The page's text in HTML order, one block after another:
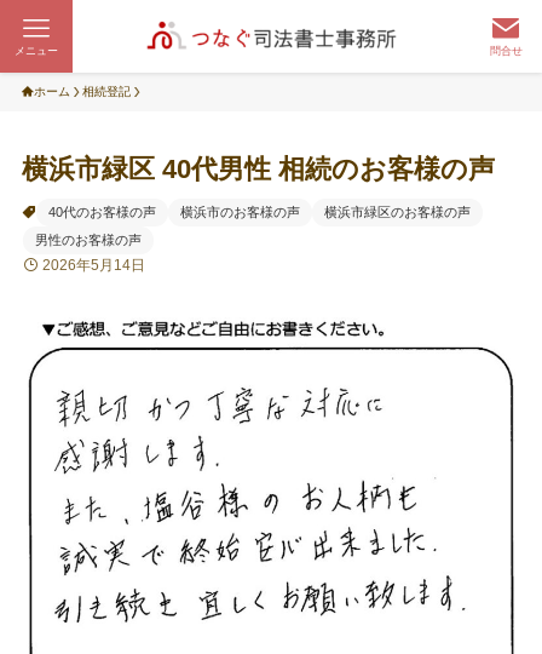
問合せ
メニュー
ホーム 相続登記
横浜市緑区 40代男性 相続のお客様の声
40代のお客様の声 横浜市のお客様の声
横浜市緑区のお客様の声
男性のお客様の声
2026年5月14日